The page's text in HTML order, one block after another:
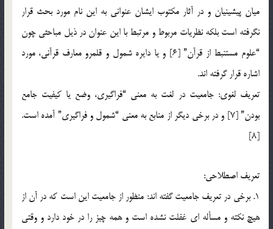
میان پیشینیان و در آثار مکتوب ایشان عنوانی به این نام مورد بحث قرار
نگرفته است بلکه نظریات مربوط و مرتبط با این عنوان در ذیل مباحثی چون
“علوم مستنبط از قرآن” [6] و یا دایره شمول و قلمرو معارف قرآنی، مورد
اشاره قرار گرفته اند.
تعریف لغوی: جامعیت در لغت به معنی “فراگیری، وضع یا کیفیت جامع
بودن” [7] و در برخی دیگر از منابع به معنی “شمول و فراگیری” آمده است.
[8]
تعریف اصطلاحی:
1. برخی در تعریف جامعیت گفته اند: منظور از جامعیت این است که در آن از
هیچ نکته و مسأله ای غفلت نشده است و همه چیز را در خود دارد و وقتی